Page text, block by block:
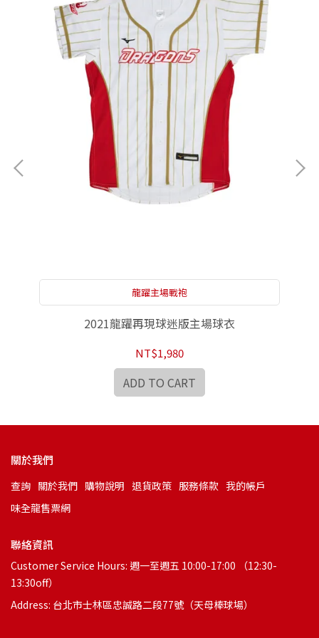
龍躍主場戰袍
2021龍躍再現球迷版主場球衣
NT$1,980
ADD TO CART
關於我們
查詢 關於我們 購物說明 退貨政策 服務條款 我的帳戶
味全龍售票網
聯絡資訊
Customer Service Hours: 週一至週五 10:00-17:00 （12:30-
13:30off）
Address: 台北市士林區忠誠路二段77號（天母棒球場）